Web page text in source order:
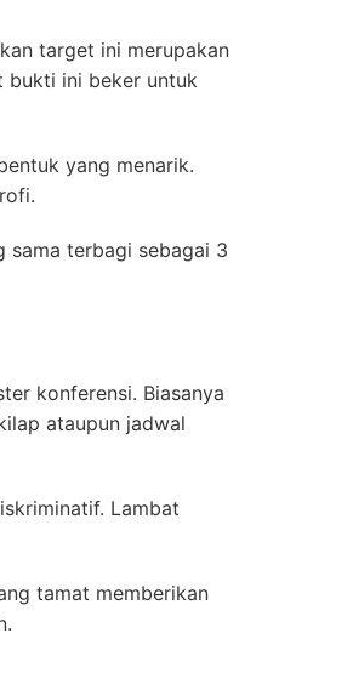
target ini merupakan
bukti ini beker untuk
yang menarik.
sama terbagi sebagai 3
konferensi. Biasanya
ataupun jadwal
Lambat
tamat memberikan